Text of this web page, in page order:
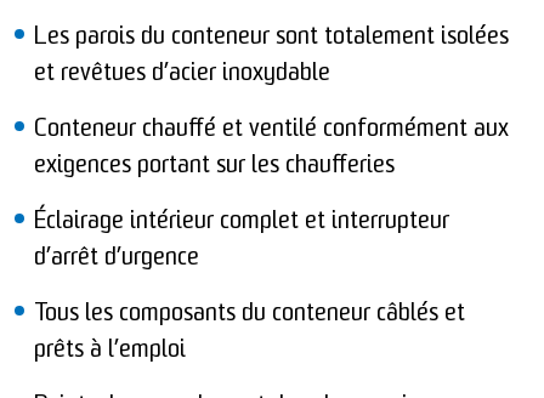
Les parois du conteneur sont totalement isolées
et revêtues d’acier inoxydable
Conteneur chauffé et ventilé conformément aux
exigences portant sur les chaufferies
Éclairage intérieur complet et interrupteur
d’arrêt d’urgence
Tous les composants du conteneur câblés et
prêts à l’emploi